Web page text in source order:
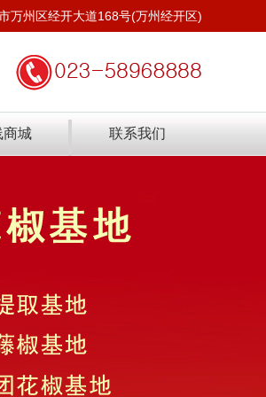
万州区经开大道168号(万州经开区)
商城 联系我们